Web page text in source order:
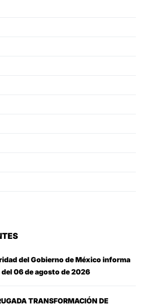
del Gobierno de México informa
06 de agosto de 2026
TRANSFORMACIÓN DE